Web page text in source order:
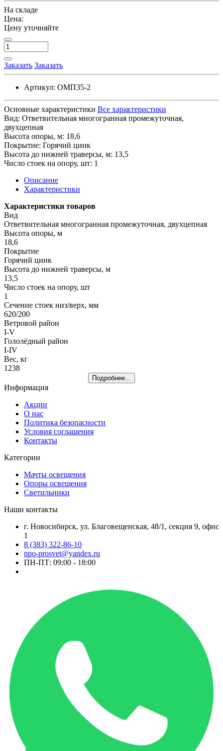
На складе
Цена:
Цену уточняйте
Заказать Заказать
Артикул: ОМП35-2
Основные характеристики Все характеристики
Вид: Ответвительная многогранная промежуточная,
двухцепная
Высота опоры, м: 18,6
Покрытие: Горячий цинк
Высота до нижней траверсы, м: 13,5
Число стоек на опору, шт: 1
Описание
Характеристики
Характеристики товаров
Вид
Ответвительная многогранная промежуточная, двухцепная
Высота опоры, м
18,6
Покрытие
Горячий цинк
Высота до нижней траверсы, м
13,5
Число стоек на опору, шт
1
Сечение стоек низ/верх, мм
620/200
Ветровой район
I-V
Гололёдный район
I-IV
Вес, кг
1238
Подробнее...
Информация
Акции
О нас
Политика безопасности
Условия соглашения
Контакты
Категории
Мачты освещения
Опоры освещения
Светильники
Наши контакты
г. Новосибирск, ул. Благовещенская, 48/1, секция 9, офис
1
8 (383) 322-86-10
npo-prosvet@yandex.ru
ПН-ПТ: 09:00 - 18:00